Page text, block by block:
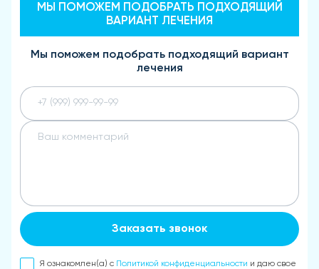
МЫ ПОМОЖЕМ ПОДОБРАТЬ ПОДХОДЯЩИЙ
ВАРИАНТ ЛЕЧЕНИЯ
Мы поможем подобрать подходящий вариант
лечения
Заказать звонок
Я ознакомлен(а) с Политикой конфиденциальности и даю свое